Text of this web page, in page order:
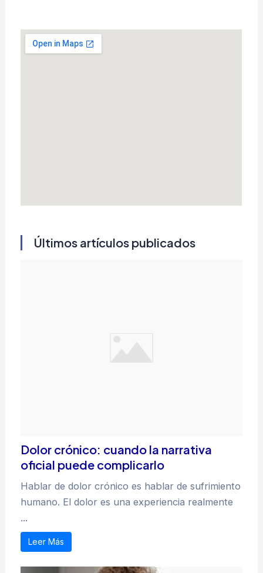
Últimos artículos publicados
Dolor crónico: cuando la narrativa
oficial puede complicarlo
Hablar de dolor crónico es hablar de sufrimiento
humano. El dolor es una experiencia realmente
...
Leer Más